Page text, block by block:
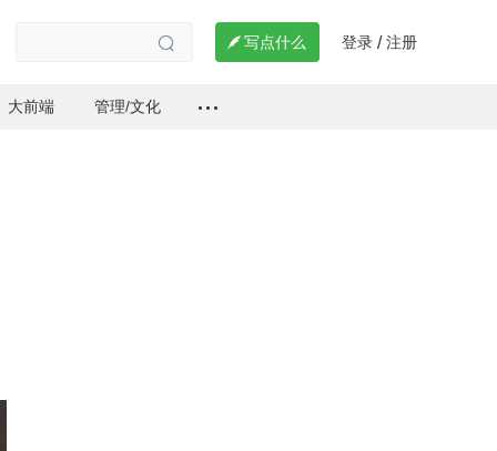
  写点什么 登录 / 注册
大前端 管理/文化